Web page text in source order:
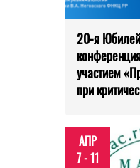
20-я
участием
при
АПР
7 - 11